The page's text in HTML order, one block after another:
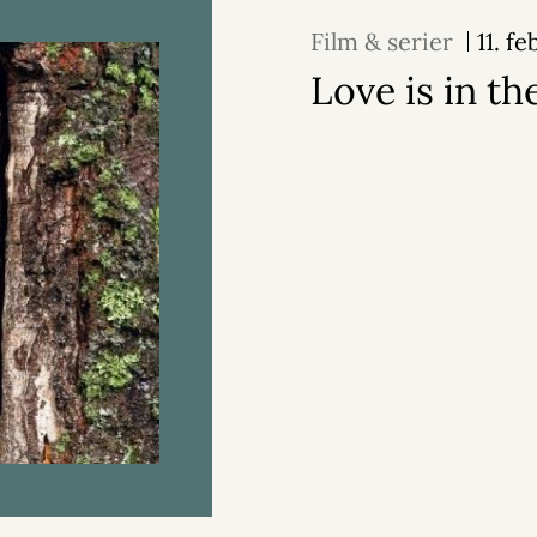
Film & serier 11.
Love is in